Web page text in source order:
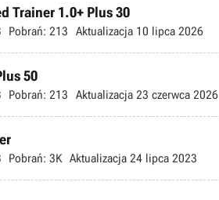
Trainer 1.0+ Plus 30
Pobrań: 213 Aktualizacja 10 lipca 2026
50
Pobrań: 213 Aktualizacja 23 czerwca 2026
Pobrań: 3K Aktualizacja 24 lipca 2023